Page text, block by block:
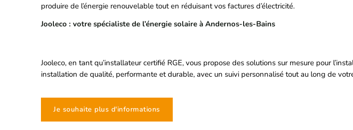
produire de l’énergie renouvelable tout en réduisant vos factures d’électricité.
Jooleco : votre spécialiste de l’énergie solaire à Andernos-les-Bains
Jooleco, en tant qu’installateur certifié RGE, vous propose des solutions sur mesure pour
installation de qualité, performante et durable, avec un suivi personnalisé tout au long de
Je souhaite plus d'informations